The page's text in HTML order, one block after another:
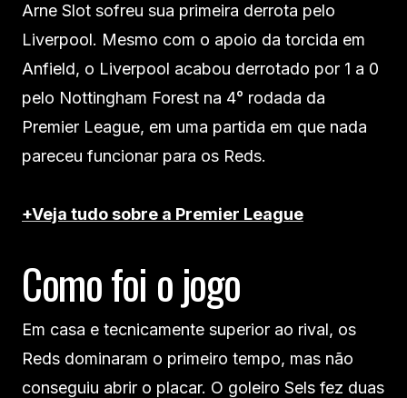
Arne Slot sofreu sua primeira derrota pelo
Liverpool. Mesmo com o apoio da torcida em
Anfield, o Liverpool acabou derrotado por 1 a 0
pelo Nottingham Forest na 4° rodada da
Premier League, em uma partida em que nada
pareceu funcionar para os Reds.
+Veja tudo sobre a Premier League
Como foi o jogo
Em casa e tecnicamente superior ao rival, os
Reds dominaram o primeiro tempo, mas não
conseguiu abrir o placar. O goleiro Sels fez duas